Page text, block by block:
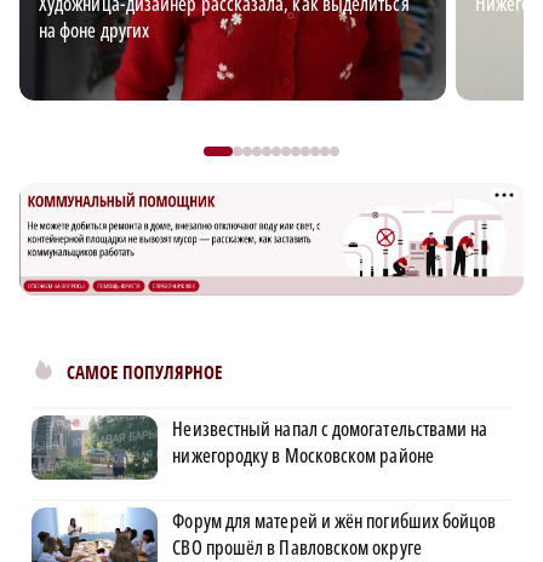
на фоне других
САМОЕ ПОПУЛЯРНОЕ
Неизвестный напал с домогательствами на
нижегородку в Московском районе
Форум для матерей и жён погибших бойцов
СВО прошёл в Павловском округе